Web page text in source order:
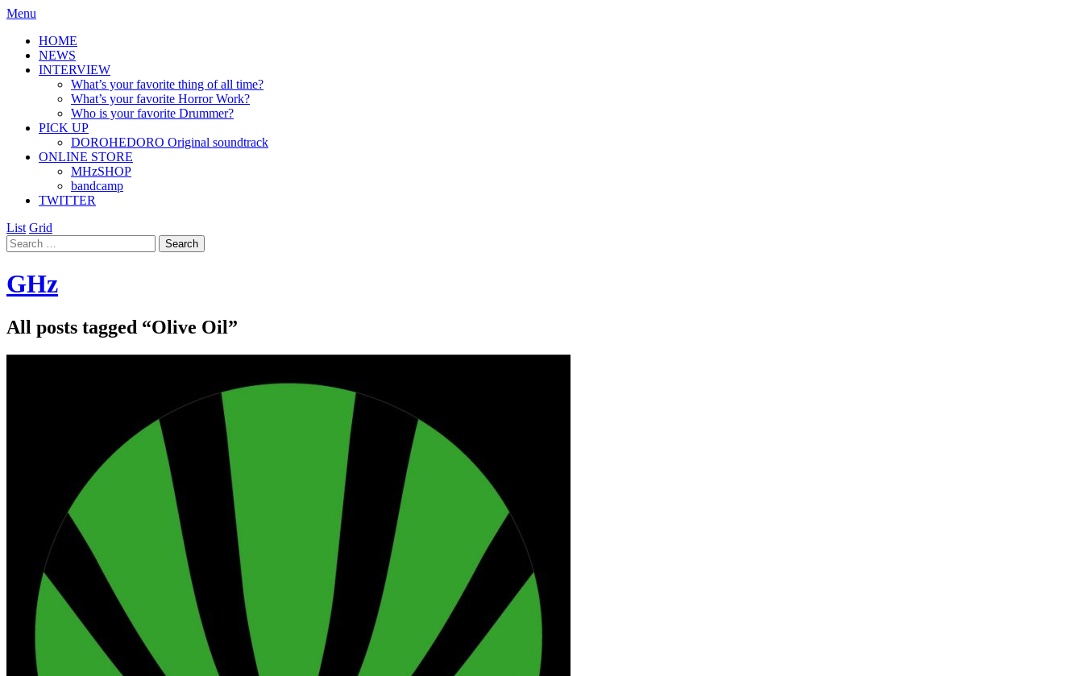
Menu
HOME
NEWS
INTERVIEW
What’s your favorite thing of all time?
What’s your favorite Horror Work?
Who is your favorite Drummer?
PICK UP
DOROHEDORO Original soundtrack
ONLINE STORE
MHzSHOP
bandcamp
TWITTER
List Grid
GHz
All posts tagged “Olive Oil”